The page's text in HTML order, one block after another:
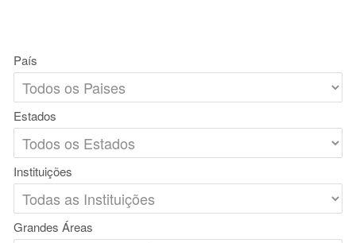
País
Estados
Instituições
Grandes Áreas